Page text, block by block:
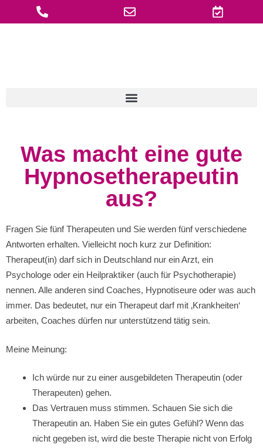
Inhalt
Was macht eine gute
Hypnosetherapeutin
aus?
Fragen Sie fünf Therapeuten und Sie werden fünf verschiedene
Antworten erhalten. Vielleicht noch kurz zur Definition:
Therapeut(in) darf sich in Deutschland nur ein Arzt, ein
Psychologe oder ein Heilpraktiker (auch für Psychotherapie)
nennen. Alle anderen sind Coaches, Hypnotiseure oder was auch
immer. Das bedeutet, nur ein Therapeut darf mit ‚Krankheiten‘
arbeiten, Coaches dürfen nur unterstützend tätig sein.
Meine Meinung:
Ich würde nur zu einer ausgebildeten Therapeutin (oder
Therapeuten) gehen.
Das Vertrauen muss stimmen. Schauen Sie sich die
Therapeutin an. Haben Sie ein gutes Gefühl? Wenn das
nicht gegeben ist, wird die beste Therapie nicht von Erfolg